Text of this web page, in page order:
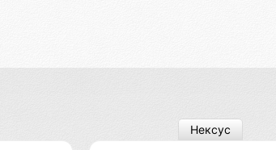
Нексус